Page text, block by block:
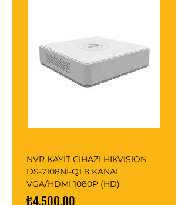
NVR KAYIT CIHAZI HIKVISION
DS-7108NI-Q1 8 KANAL
VGA/HDMI 1080P (HD)
Fiyat
₺4.500,00